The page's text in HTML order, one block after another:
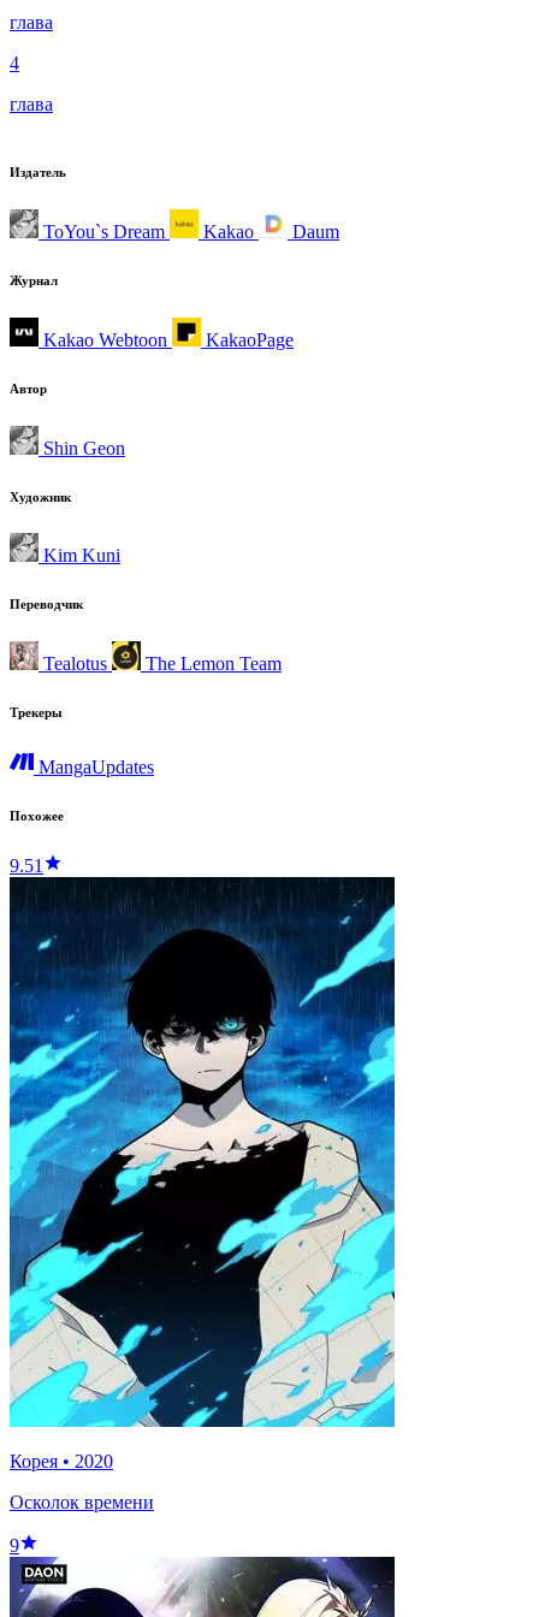
глава
4
глава
Издатель
ToYou`s Dream Kakao Daum
Журнал
Kakao Webtoon KakaoPage
Автор
Shin Geon
Художник
Kim Kuni
Переводчик
Tealotus The Lemon Team
Трекеры
MangaUpdates
Похожее
9.51
Корея • 2020
Осколок времени
9